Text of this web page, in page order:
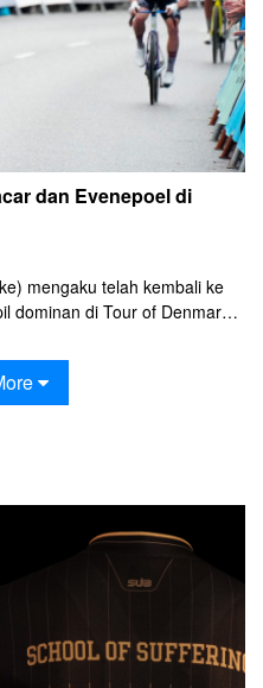
dan Evenepoel di
mengaku telah kembali ke
dominan di Tour of Denmark